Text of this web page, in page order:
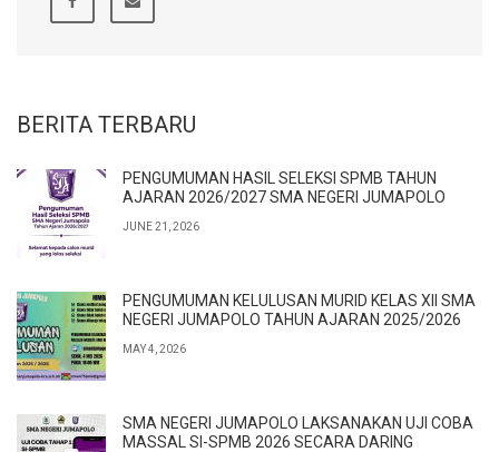
BERITA TERBARU
PENGUMUMAN HASIL SELEKSI SPMB TAHUN
AJARAN 2026/2027 SMA NEGERI JUMAPOLO
JUNE 21, 2026
PENGUMUMAN KELULUSAN MURID KELAS XII SMA
NEGERI JUMAPOLO TAHUN AJARAN 2025/2026
MAY 4, 2026
SMA NEGERI JUMAPOLO LAKSANAKAN UJI COBA
MASSAL SI-SPMB 2026 SECARA DARING